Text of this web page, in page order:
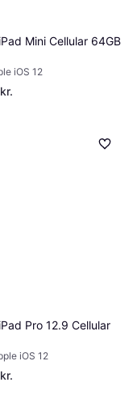
Mini Cellular 64GB
iOS 12
Pro 12.9 Cellular
iOS 12